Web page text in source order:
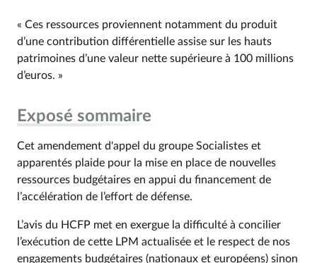
« Ces ressources proviennent notamment du produit
d’une contribution différentielle assise sur les hauts
patrimoines d’une valeur nette supérieure à 100 millions
d’euros. »
Exposé sommaire
Cet amendement d'appel du groupe Socialistes et
apparentés plaide pour la mise en place de nouvelles
ressources budgétaires en appui du financement de
l’accélération de l’effort de défense.
L’avis du HCFP met en exergue la difficulté à concilier
l’exécution de cette LPM actualisée et le respect de nos
engagements budgétaires (nationaux et européens) sinon